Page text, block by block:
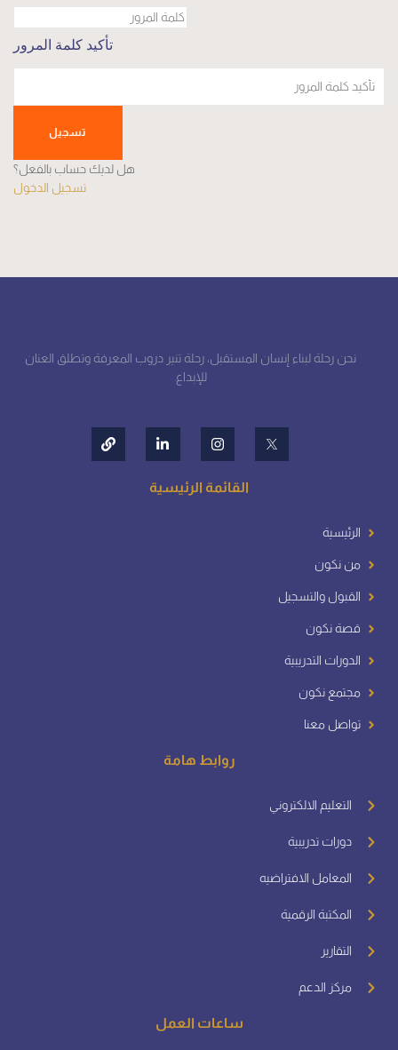
تأكيد كلمة المرور
تسجيل
هل لديك حساب بالفعل؟
تسجيل الدخول
نحن رحلة لبناء إنسان المستقبل، رحلة تنير دروب المعرفة وتطلق العنان
للإبداع.
القائمة الرئيسية
الرئيسية
من نكون
القبول والتسجيل
قصة نكون
الدورات التدريبية
مجتمع نكون
تواصل معنا
روابط هامة
التعليم الالكتروني
دورات تدريبية
المعامل الافتراضيه
المكتبة الرقمية
التقارير
مركز الدعم
ساعات العمل